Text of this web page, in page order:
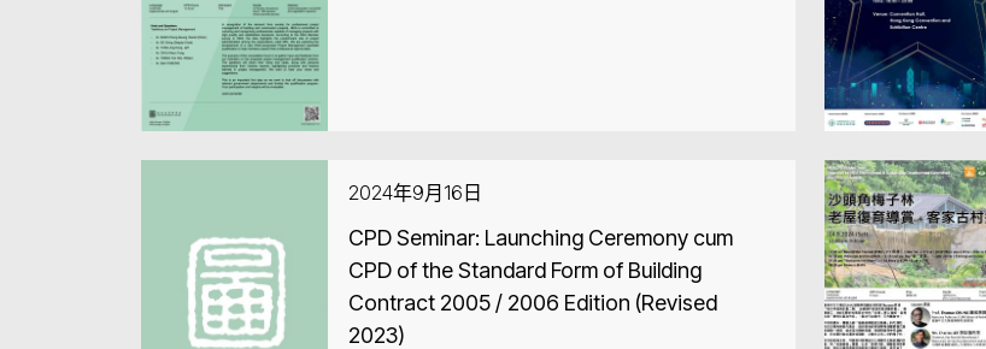
2024年9月16日
CPD Seminar: Launching Ceremony cum
CPD of the Standard Form of Building
Contract 2005 / 2006 Edition (Revised
2023)